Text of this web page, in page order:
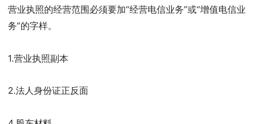
营业执照的经营范围必须要加“经营电信业务”或“增值电信业
务”的字样。
1.营业执照副本
2.法人身份证正反面